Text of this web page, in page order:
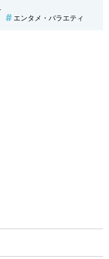
エンタメ・バラエティ